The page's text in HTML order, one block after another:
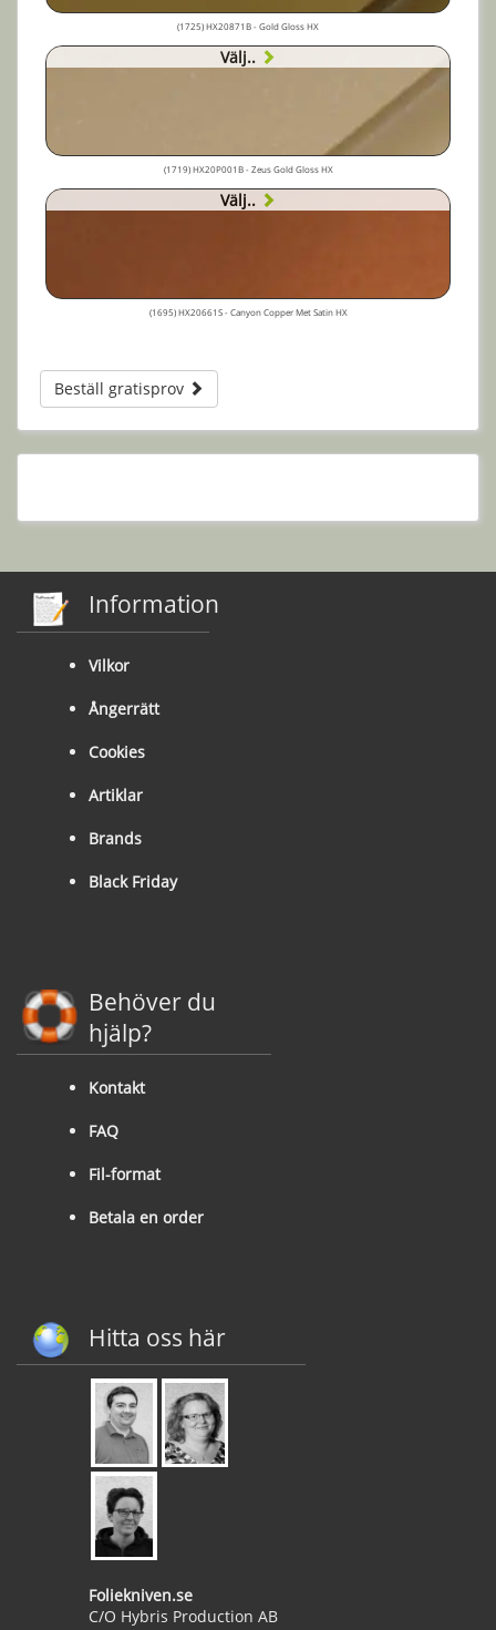
(1725) HX20871B - Gold Gloss HX
Välj..
(1719) HX20P001B - Zeus Gold Gloss HX
Välj..
(1695) HX20661S - Canyon Copper Met Satin HX
Beställ gratisprov
Information
Vilkor
Ångerrätt
Cookies
Artiklar
Brands
Black Friday
Behöver du
hjälp?
Kontakt
FAQ
Fil-format
Betala en order
Hitta oss här
Foliekniven.se
C/O Hybris Production AB